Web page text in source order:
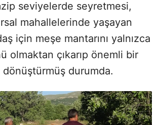
seviyelerde seyretmesi,
mahallelerinde yaşayan
için meşe mantarını yalnızca
olmaktan çıkarıp önemli bir
dönüştürmüş durumda.